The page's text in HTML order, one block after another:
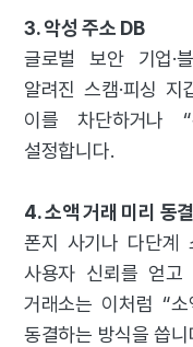
3. 악성 주소 DB
글로벌 보안 기업·
알려진 스캠·피싱
이를 차단하거나
설정합니다.
4. 소액 거래 미리 동결
폰지 사기나 다단계
사용자 신뢰를 얻
거래소는 이처럼 “소
동결하는 방식을 씁니